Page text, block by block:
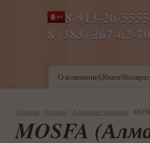
8-913-20-
8 (383) 267-
ПН-ПТ 8-17,СБ-ВС 9-
О
Главная Каталог Алмазная мозаика
MOSFA